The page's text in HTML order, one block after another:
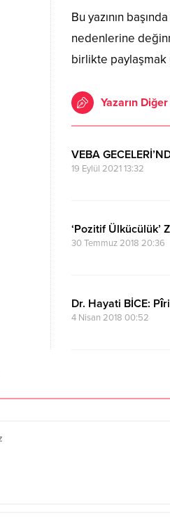
Bu yazının
nedenlerine
birlikte
Yazarın Diğer
VEBA
19 Eylül 2021 13:32
‘Pozitif Ülkücülük’
30 Temmuz 2018 20:36
Dr. Hayati BİCE:
4 Nisan 2018 00:52